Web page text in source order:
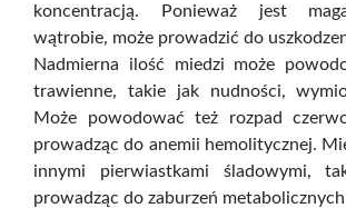
koncentracją. Ponieważ jest
wątrobie, może prowadzić do
Nadmierna ilość miedzi może
trawienne, takie jak nudności,
Może powodować też rozpad
prowadząc do anemii hemolitycznej.
innymi pierwiastkami śladowymi,
prowadząc do zaburzeń